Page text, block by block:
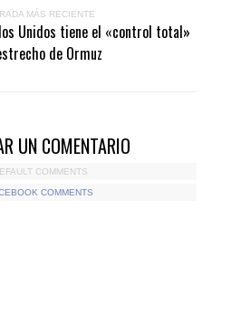
MÁS RECIENTE
Unidos tiene el «control total»
de Ormuz
UN COMENTARIO
COMMENTS
COMMENTS